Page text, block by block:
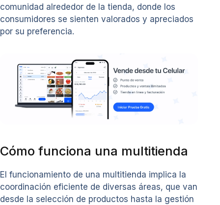
comunidad alrededor de la tienda, donde los
consumidores se sienten valorados y apreciados
por su preferencia.
Cómo funciona una multitienda
El funcionamiento de una multitienda implica la
coordinación eficiente de diversas áreas, que van
desde la selección de productos hasta la gestión